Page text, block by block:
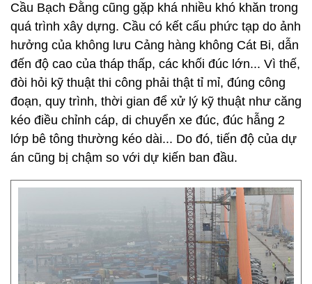
Cầu Bạch Đằng cũng gặp khá nhiều khó khăn trong
quá trình xây dựng. Cầu có kết cấu phức tạp do ảnh
hưởng của không lưu Cảng hàng không Cát Bi, dẫn
đến độ cao của tháp thấp, các khối đúc lớn... Vì thế,
đòi hỏi kỹ thuật thi công phải thật tỉ mỉ, đúng công
đoạn, quy trình, thời gian để xử lý kỹ thuật như căng
kéo điều chỉnh cáp, di chuyển xe đúc, đúc hẫng 2
lớp bê tông thường kéo dài... Do đó, tiến độ của dự
án cũng bị chậm so với dự kiến ban đầu.